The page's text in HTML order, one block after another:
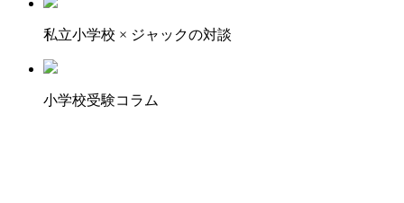
私立小学校 × ジャックの対談
小学校受験コラム